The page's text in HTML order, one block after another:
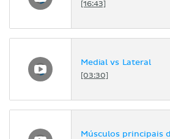
[16:43]
Medial vs Lateral
[03:30]
Músculos principais